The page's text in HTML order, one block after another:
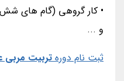
• کار گروهی (گام های
و ...
ثبت نام دورهتربیت مربی